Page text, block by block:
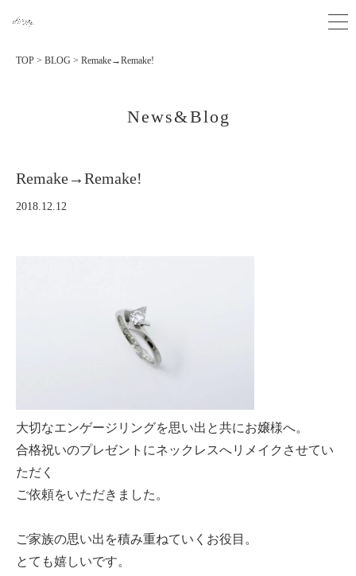
TOP > BLOG > Remake→Remake!
News&Blog
Remake→Remake!
2018.12.12
大切なエンゲージリングを思い出と共にお嬢様へ。
合格祝いのプレゼントにネックレスへリメイクさせてい
ただく
ご依頼をいただきました。
ご家族の思い出を積み重ねていくお役目。
とても嬉しいです。